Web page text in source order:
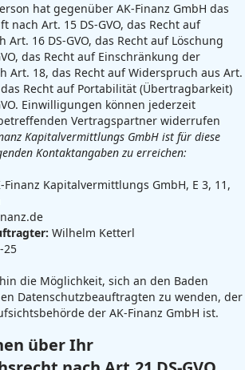
hat gegenüber AK-Finanz GmbH das
nach Art. 15 DS-GVO, das Recht auf
Art. 16 DS-GVO, das Recht auf Löschung
das Recht auf Einschränkung der
Art. 18, das Recht auf Widerspruch aus Art.
das Recht auf Portabilität (Übertragbarkeit)
Einwilligungen können jederzeit
Vertragspartner widerrufen
Kapitalvermittlungs GmbH ist für diese
Kontaktangaben zu erreichen:
Finanz Kapitalvermittlungs GmbH, E 3, 11,
Wilhelm Ketterl
25
die Möglichkeit, sich an den Baden
Datenschutzbeauftragten zu wenden, der
der AK-Finanz GmbH ist.
über Ihr